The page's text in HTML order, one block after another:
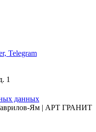
Telegram
1
данных
Ям | АРТ ГРАНИТ